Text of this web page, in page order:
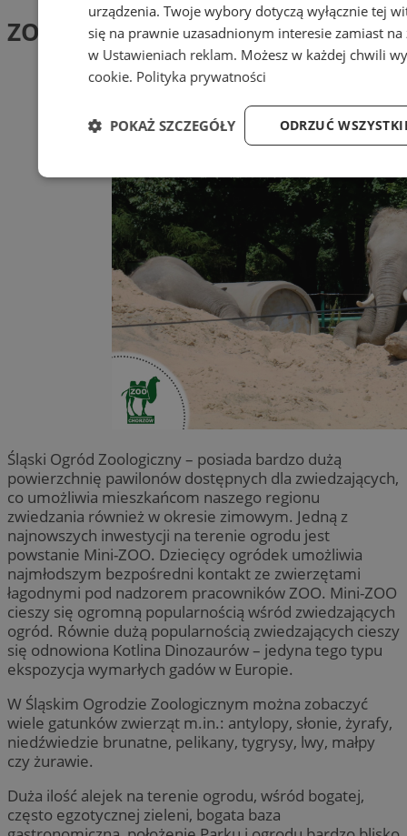
ZOO – Chorzów
Śląski Ogród Zoologiczny – posiada bardzo dużą
powierzchnię pawilonów dostępnych dla zwiedzających,
co umożliwia mieszkańcom naszego regionu
zwiedzania również w okresie zimowym. Jedną z
najnowszych inwestycji na terenie ogrodu jest
powstanie Mini-ZOO. Dziecięcy ogródek umożliwia
najmłodszym bezpośredni kontakt ze zwierzętami
łagodnymi pod nadzorem pracowników ZOO. Mini-ZOO
cieszy się ogromną popularnością wśród zwiedzających
ogród. Równie dużą popularnością zwiedzających cieszy
się odnowiona Kotlina Dinozaurów – jedyna tego typu
ekspozycja wymarłych gadów w Europie.
W Śląskim Ogrodzie Zoologicznym można zobaczyć
wiele gatunków zwierząt m.in.: antylopy, słonie, żyrafy,
niedźwiedzie brunatne, pelikany, tygrysy, lwy, małpy
czy żurawie.
Duża ilość alejek na terenie ogrodu, wśród bogatej,
często egzotycznej zieleni, bogata baza
urządzenia. Twoje wybory dotyczą wyłącznie tej
się na prawnie uzasadnionym interesie zamiast
w Ustawieniach reklam. Możesz w każdej chwili
cookie. Polityka prywatności
ODRZUĆ
POKAŻ SZCZEGÓŁY
Niezbędne Wydajność Targetowanie
Niezbędne Wydajność Targetowanie
Niezbędne pliki cookie umożliwiają korzystanie z
użytkownika i zarządzanie kontem. Bez niezbędnych plików
internetowej.
Nazwa
Provider/
Domena
Okres
QeSessID
mojetychy.pl
MvSessID
mojetychy.pl
1 rok
__cf_bm
Cloudflare
Inc.
.x.com
VISITOR_PRIVACY_METADATA
YouTube
.youtube.com
5 miesięcy 4
tygodnie
CookieScriptConsent
CookieScript
mojetychy.pl
4 tygodnie 2
Inc.
.twitter.com
Google Privacy Policy